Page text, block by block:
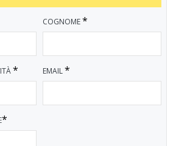
COGNOME*
* EMAIL*
*